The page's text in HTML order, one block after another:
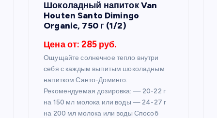
Шоколадный напиток Van
Houten Santo Dimingo
Organic, 750 г (1/2)
Цена от: 285 руб.
Ощущайте солнечное тепло внутри
себя с каждым выпитым шоколадным
напитком Санто-Доминго.
Рекомендуемая дозировка: — 20-22 г
на 150 мл молока или воды — 24-27 г
на 200 мл молока или воды Способ